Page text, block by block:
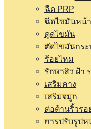
ฉีด PRP
ฉีดไขมันหน้า
ดูดไขมัน
ตัดไขมันกระ
ร้อยไหม
รักษาสิว ฝ้า
เสริมคาง
เสริมจมูก
ต่อต้านริ้วรอ
การปรับรูปห